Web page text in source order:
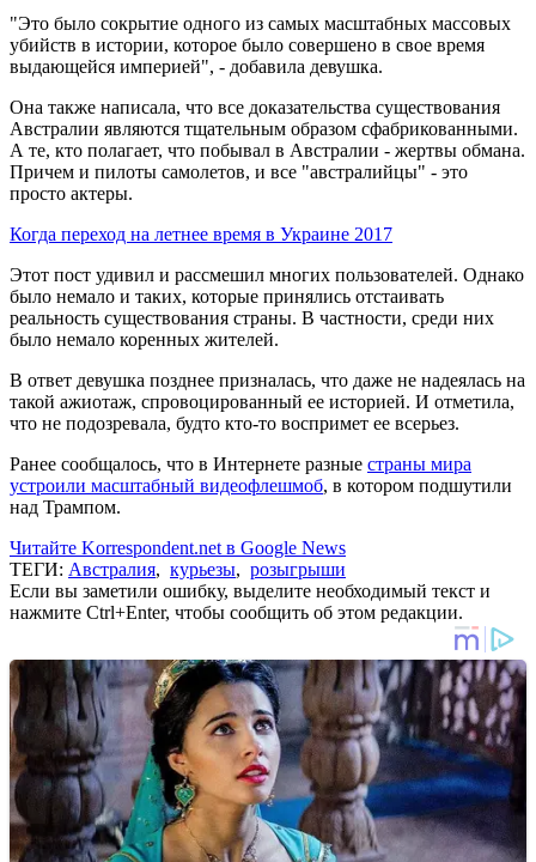
"Это было сокрытие одного из самых масштабных массовых
убийств в истории, которое было совершено в свое время
выдающейся империей", - добавила девушка.
Она также написала, что все доказательства существования
Австралии являются тщательным образом сфабрикованными.
А те, кто полагает, что побывал в Австралии - жертвы обмана.
Причем и пилоты самолетов, и все "австралийцы" - это
просто актеры.
Когда переход на летнее время в Украине 2017
Этот пост удивил и рассмешил многих пользователей. Однако
было немало и таких, которые принялись отстаивать
реальность существования страны. В частности, среди них
было немало коренных жителей.
В ответ девушка позднее призналась, что даже не надеялась на
такой ажиотаж, спровоцированный ее историей. И отметила,
что не подозревала, будто кто-то воспримет ее всерьез.
Ранее сообщалось, что в Интернете разные страны мира
устроили масштабный видеофлешмоб, в котором подшутили
над Трампом.
Читайте Korrespondent.net в Google News
ТЕГИ: Австралия, курьезы, розыгрыши
Если вы заметили ошибку, выделите необходимый текст и
нажмите Ctrl+Enter, чтобы сообщить об этом редакции.